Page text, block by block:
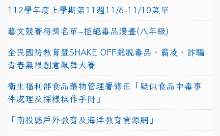
112學年度上學期第11週11/6-11/10菜單
藝文競賽得獎名單~拒絕毒品漫畫(八年級)
全民國防教育暨SHAKE OFF擺脫毒品、霸凌、詐騙
青春無限創意飆舞大賽
衛生福利部食品藥物管理署修正「疑似食品中毒事
件處理及採樣操作手冊」
「南投縣戶外教育及海洋教育資源網」